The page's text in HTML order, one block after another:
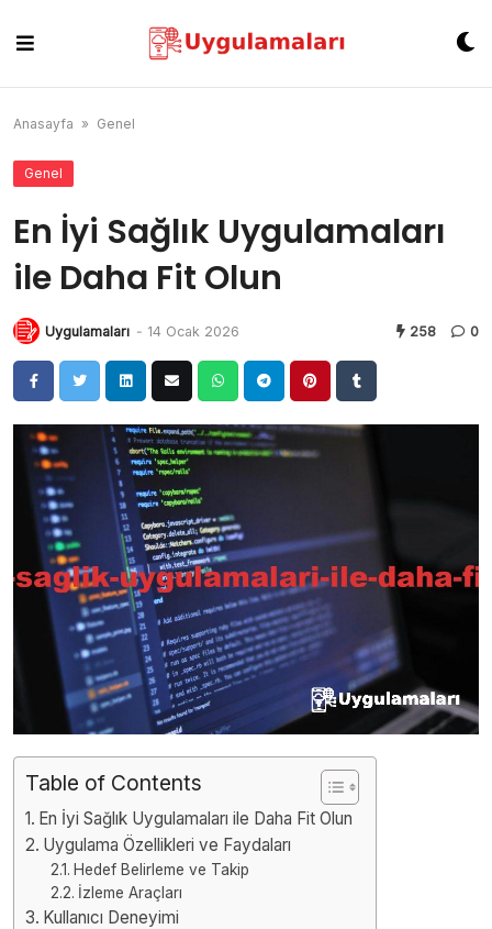
content
Anasayfa » Genel
Genel
En İyi Sağlık Uygulamaları
ile Daha Fit Olun
Uygulamaları - 14 Ocak 2026 258 0
Table of Contents
En İyi Sağlık Uygulamaları ile Daha Fit Olun
Uygulama Özellikleri ve Faydaları
Hedef Belirleme ve Takip
İzleme Araçları
Kullanıcı Deneyimi